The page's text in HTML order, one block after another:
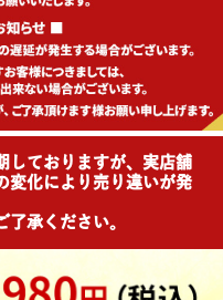
しておりますが、実店舗
変化により売り違いが発
承ください。